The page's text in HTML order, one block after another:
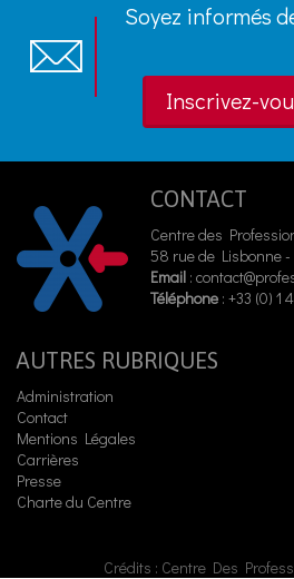
Soyez informés
Inscrivez-
CONTACT
Centre des
58 rue de Lisbonne
Email :
Téléphone : +33 (0) 1
AUTRES RUBRIQUES
Administration
Contact
Mentions Légales
Carrières
Presse
Charte du Centre
Crédits : Centre Des